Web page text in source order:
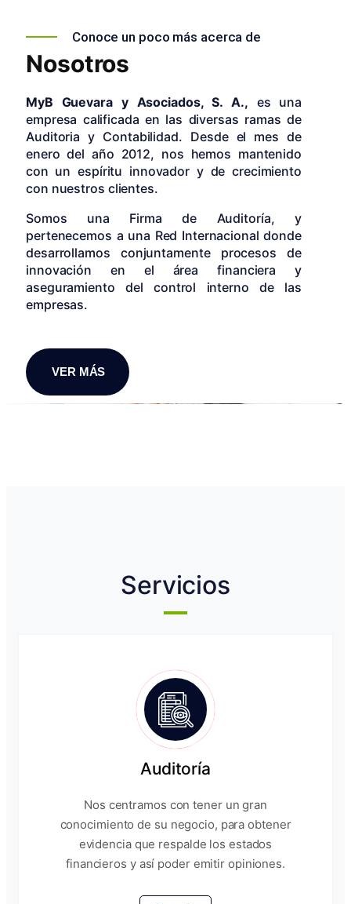
Conoce un poco más acerca de
Nosotros
MyB Guevara y Asociados, S. A., es una
empresa calificada en las diversas ramas de
Auditoria y Contabilidad. Desde el mes de
enero del año 2012, nos hemos mantenido
con un espíritu innovador y de crecimiento
con nuestros clientes.
Somos una Firma de Auditoría, y
pertenecemos a una Red Internacional donde
desarrollamos conjuntamente procesos de
innovación en el área financiera y
aseguramiento del control interno de las
empresas.
VER MÁS
Servicios
Auditoría
Nos centramos con tener un gran
conocimiento de su negocio, para obtener
evidencia que respalde los estados
financieros y así poder emitir opiniones.